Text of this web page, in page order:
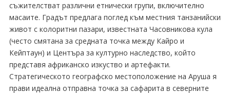
съжителстват различни етнически групи, включително
масаите. Градът предлага поглед към местния танзанийски
живот с колоритни пазари, известната Часовникова кула
(често смятана за средната точка между Кайро и
Кейптаун) и Центъра за културно наследство, който
представя африканско изкуство и артефакти.
Стратегическото географско местоположение на Аруша я
прави идеална отправна точка за сафарита в северните